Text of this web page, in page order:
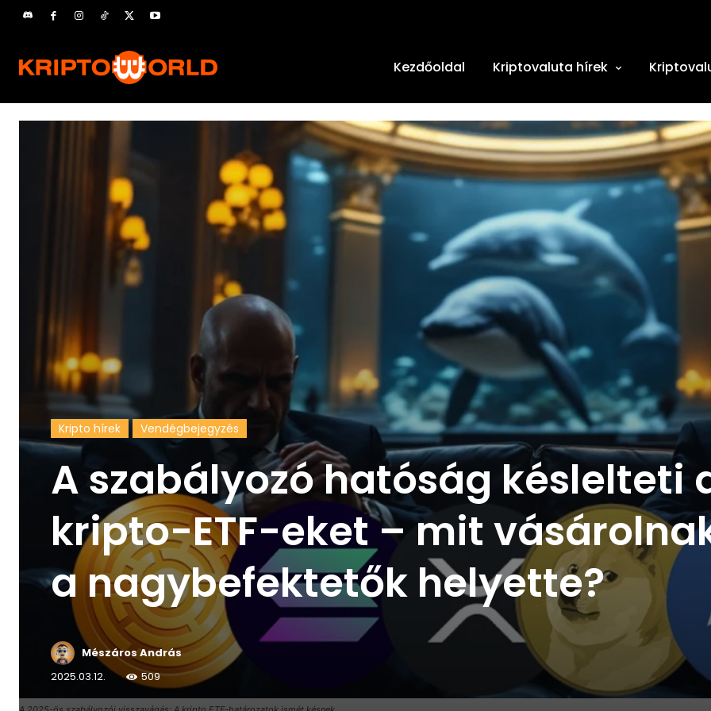
Kezdőoldal Kriptovaluta hírek
Kripto hírek Vendégbejegyzés
A szabályozó hatóság késlelteti
kripto-ETF-eket – mit
a nagybefektetők helyette?
Mészáros András
2025.03.12.
509